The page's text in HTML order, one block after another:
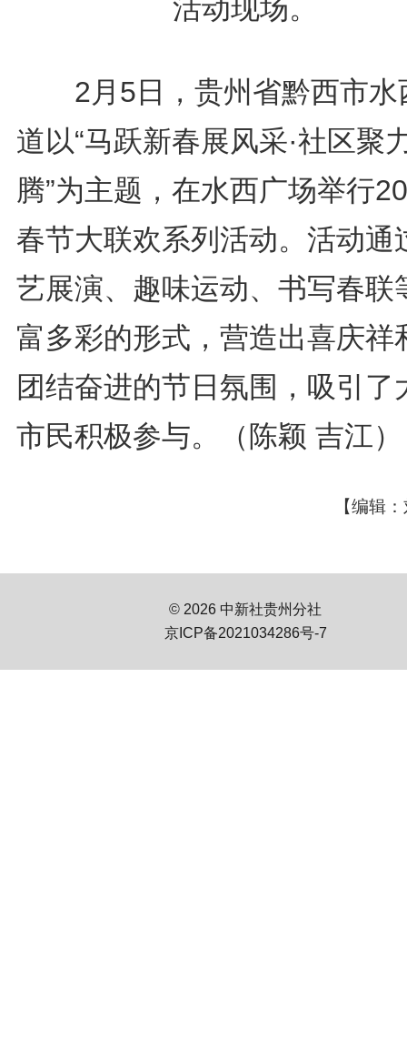
活动现场。
2月5日，贵州省黔西市水
道以“马跃新春展风采·社区聚
腾”为主题，在水西广场举行
春节大联欢系列活动。活动通
艺展演、趣味运动、书写春联
富多彩的形式，营造出喜庆祥
团结奋进的节日氛围，吸引了
市民积极参与。（陈颖 吉江）
【编辑
© 2026 中新社贵州分社
京ICP备2021034286号-7